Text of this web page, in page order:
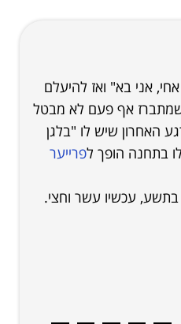
אני בא" ואז להיעלם
אף פעם לא מבטל
האחרון שיש לו "בלגן
בתחנה הופך לפרייער
עכשיו עשר וחצי.